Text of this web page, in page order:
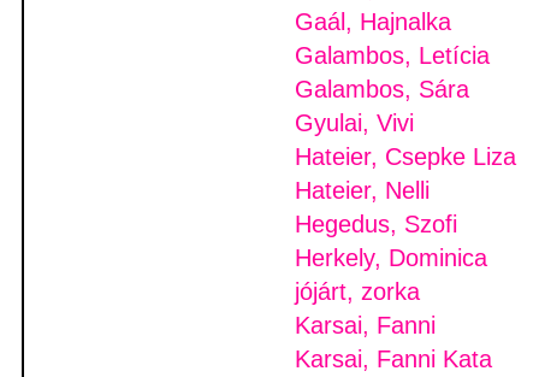
Gaál, Hajnalka
Galambos, Letícia
Galambos, Sára
Gyulai, Vivi
Hateier, Csepke Liza
Hateier, Nelli
Hegedus, Szofi
Herkely, Dominica
jójárt, zorka
Karsai, Fanni
Karsai, Fanni Kata